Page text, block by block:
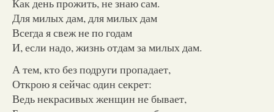
Для милых дам, для милых дам
Всегда я свеж не по годам
И, если надо, жизнь отдам за милых дам.
А тем, кто без подруги пропадает,
Открою я сейчас один секрет:
Ведь некрасивых женщин не бывает,